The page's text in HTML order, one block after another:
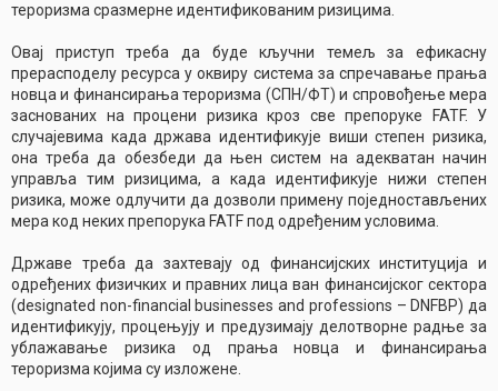
тероризма сразмерне идентификованим ризицима.
Овај приступ треба да буде кључни темељ за ефикасну
прерасподелу ресурса у оквиру система за спречавање прања
новца и финансирања тероризма (СПН/ФТ) и спровођење мера
заснованих на процени ризика кроз све препоруке FATF. У
случајевима када држава идентификује виши степен ризика,
она треба да обезбеди да њен систем на адекватан начин
управља тим ризицима, а када идентификује нижи степен
ризика, може одлучити да дозволи примену поједностављених
мера код неких препорука FATF под одређеним условима.
Државе треба да захтевају од финансијских институција и
одређених физичких и правних лица ван финансијског сектора
(designated non-financial businesses and professions – DNFBP) да
идентификују, процењују и предузимају делотворне радње за
ублажавање ризика од прања новца и финансирања
тероризма којима су изложене.